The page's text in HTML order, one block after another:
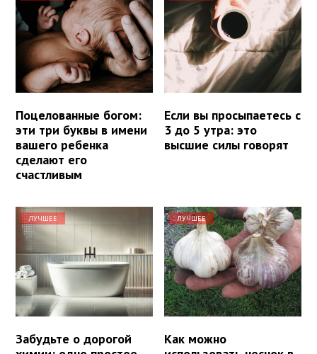
Поцелованные богом:
эти три буквы в имени
вашего ребенка
сделают его
счастливым
Если вы просыпаетесь с
3 до 5 утра: это
высшие силы говорят
ЛУЧШЕЕ
Забудьте о дорогой
ЛУЧШЕЕ
Как можно